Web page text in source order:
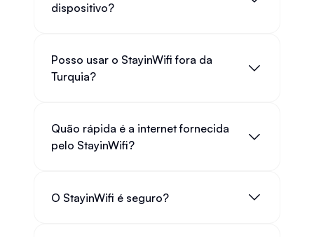
dispositivo?
Posso usar o StayinWifi fora da
Turquia?
Quão rápida é a internet fornecida
pelo StayinWifi?
O StayinWifi é seguro?